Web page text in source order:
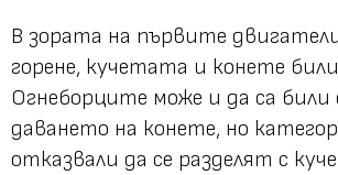
В зората на първите
горене, кучетата и конете
Огнеборците може и да са били
даването на конете, но
отказвали да се разделят с